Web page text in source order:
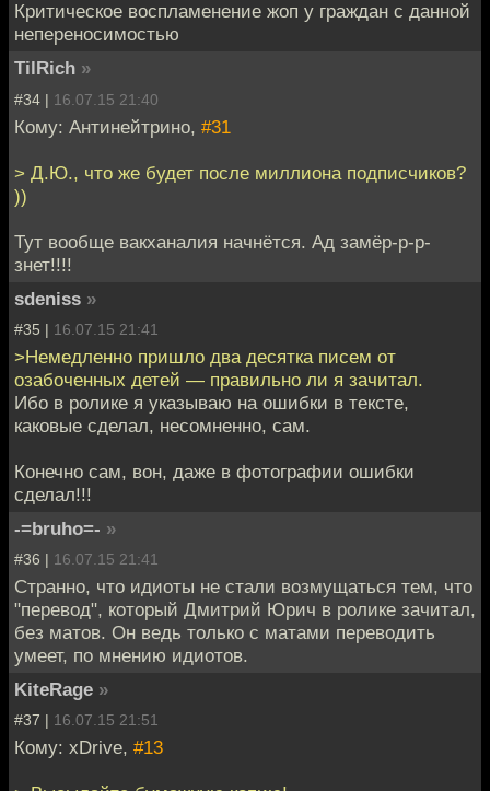
Критическое воспламенение жоп у граждан с данной
непереносимостью
TilRich »
#34 | 16.07.15 21:40
Кому: Антинейтрино, #31
> Д.Ю., что же будет после миллиона подписчиков?
))
Тут вообще вакханалия начнётся. Ад замёр-р-р-
знет!!!!
sdeniss »
#35 | 16.07.15 21:41
>Немедленно пришло два десятка писем от
озабоченных детей — правильно ли я зачитал.
Ибо в ролике я указываю на ошибки в тексте,
каковые сделал, несомненно, сам.
Конечно сам, вон, даже в фотографии ошибки
сделал!!!
-=bruho=- »
#36 | 16.07.15 21:41
Странно, что идиоты не стали возмущаться тем, что
"перевод", который Дмитрий Юрич в ролике зачитал,
без матов. Он ведь только с матами переводить
умеет, по мнению идиотов.
KiteRage »
#37 | 16.07.15 21:51
Кому: xDrive, #13